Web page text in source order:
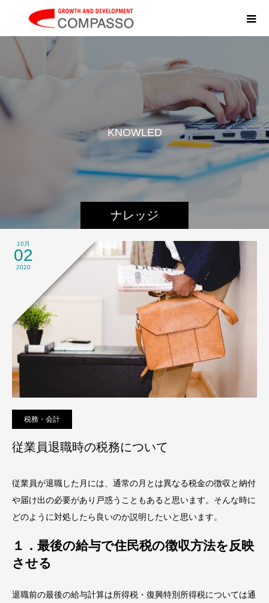
ナレッジ
KNOWLEDG
10月
02
2020
税務・会計
従業員退職時の税務について
従業員が退職した月には、通常の月とは異なる税金の徴収と納付
や届け出の必要があり戸惑うこともあると思います。そんな時に
どのように対処したら良いのか説明したいと思います。
１．最後の給与で住民税の徴収方法を反映
させる
退職前の最後の給与計算は所得税・復興特別所得税については通